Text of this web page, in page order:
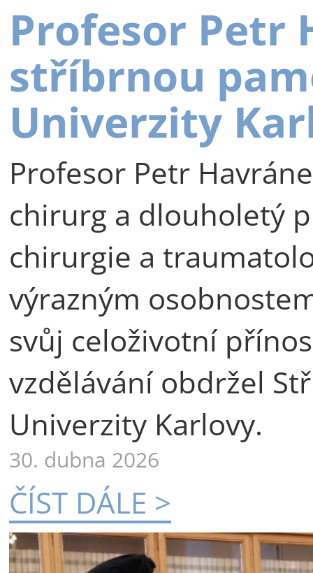
Profesor Petr
stříbrnou
Univerzity
Profesor Petr
chirurg a dlouholetý
chirurgie a
výrazným
svůj celoživotní
vzdělávání obdržel
Univerzity Karlovy.
30. dubna 2026
ČÍST DÁLE >